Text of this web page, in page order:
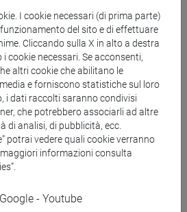
percorsi
E SOCIETÀ DELL'ASIA
/ cina/cina
I cookie necessari (di prima parte)
del sito e di effettuare
Cliccando sulla X in alto a destra
cookie necessari. Se acconsenti,
altri cookie che abilitano le
e forniscono statistiche sul loro
i dati raccolti saranno condivisi
che potrebbero associarli ad altre
di analisi, di pubblicità, ecc.
potrai vedere quali cookie verranno
informazioni consulta
Google - Youtube